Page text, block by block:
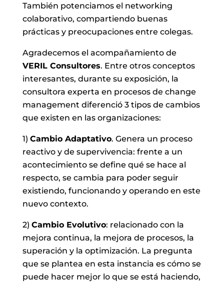
También potenciamos el networking
colaborativo, compartiendo buenas
prácticas y preocupaciones entre colegas.
Agradecemos el acompañamiento de
VERIL Consultores. Entre otros conceptos
interesantes, durante su exposición, la
consultora experta en procesos de change
management diferenció 3 tipos de cambios
que existen en las organizaciones:
1) Cambio Adaptativo. Genera un proceso
reactivo y de supervivencia: frente a un
acontecimiento se define qué se hace al
respecto, se cambia para poder seguir
existiendo, funcionando y operando en este
nuevo contexto.
2) Cambio Evolutivo: relacionado con la
mejora continua, la mejora de procesos, la
superación y la optimización. La pregunta
que se plantea en esta instancia es cómo se
puede hacer mejor lo que se está haciendo,